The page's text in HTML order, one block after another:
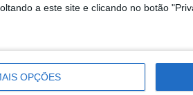
a este site e clicando no botão
OPÇÕES
Bottle Garrafa de água UVC-LED auto-